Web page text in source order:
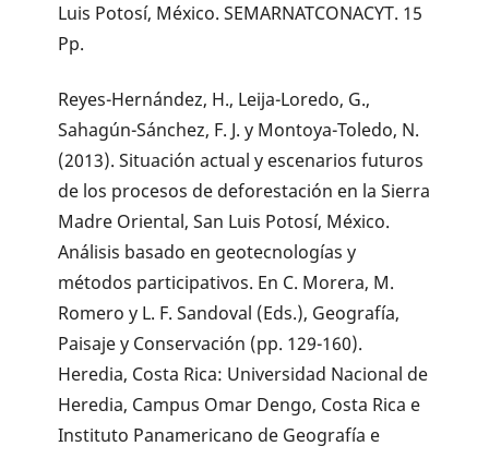
Luis Potosí, México. SEMARNATCONACYT. 15
Pp.
Reyes-Hernández, H., Leija-Loredo, G.,
Sahagún-Sánchez, F. J. y Montoya-Toledo, N.
(2013). Situación actual y escenarios futuros
de los procesos de deforestación en la Sierra
Madre Oriental, San Luis Potosí, México.
Análisis basado en geotecnologías y
métodos participativos. En C. Morera, M.
Romero y L. F. Sandoval (Eds.), Geografía,
Paisaje y Conservación (pp. 129-160).
Heredia, Costa Rica: Universidad Nacional de
Heredia, Campus Omar Dengo, Costa Rica e
Instituto Panamericano de Geografía e